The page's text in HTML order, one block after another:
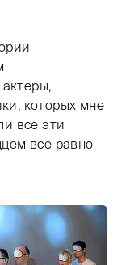
которых мне
все эти
все равно